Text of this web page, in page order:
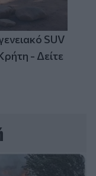
SUV
- Δείτε